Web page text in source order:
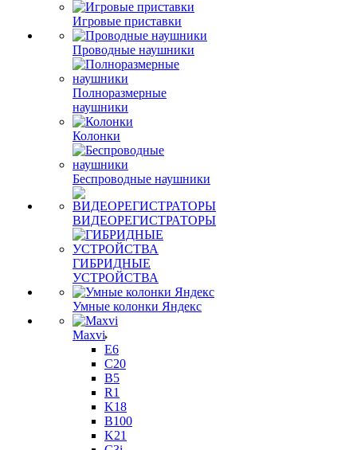
Игровые приставки
Проводные наушники
Полноразмерные
наушники
Колонки
Беспроводные наушники
ВИДЕОРЕГИСТРАТОРЫ
ГИБРИДНЫЕ
УСТРОЙСТВА
Умные колонки Яндекс
Maxvi
E6
C20
B5
R1
K18
B100
K21